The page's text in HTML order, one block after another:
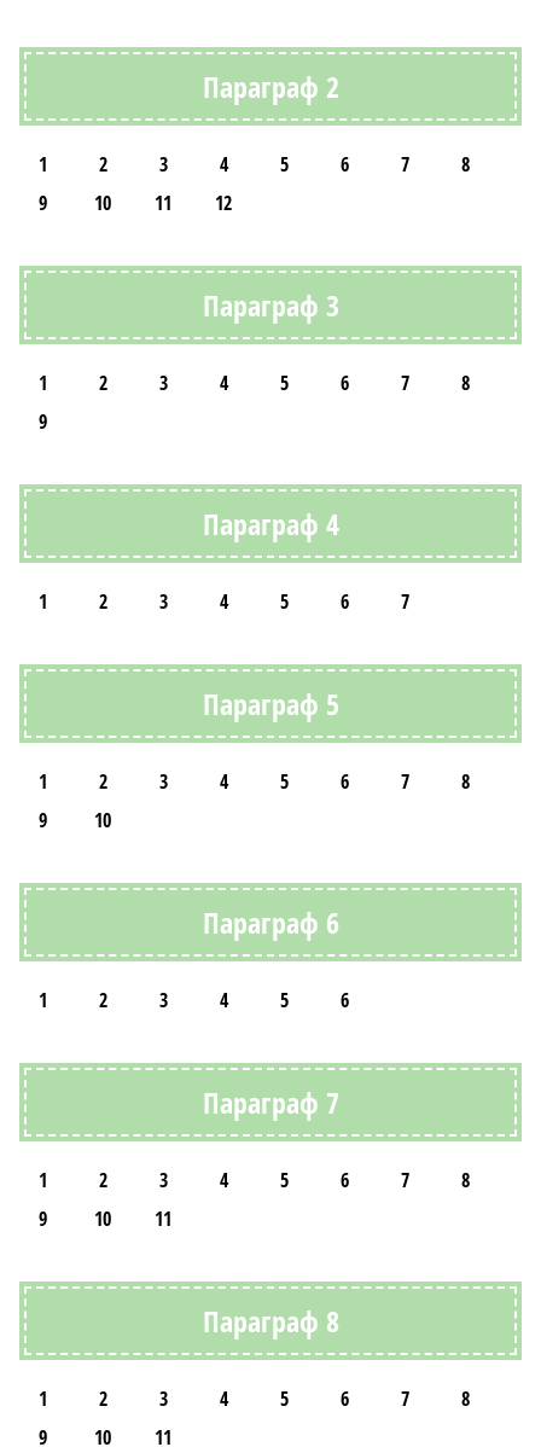
Параграф 2
1 2 3 4 5 6 7
8
9
10 11 12
Параграф 3
1 2 3 4 5 6 7
8
9
Параграф 4
1 2 3 4 5 6 7
Параграф 5
1 2 3 4 5 6 7
8
9
10
Параграф 6
1 2 3 4 5 6
Параграф 7
1 2 3 4 5 6 7
8
9
10 11
Параграф 8
1 2 3 4 5 6 7
8
9
10 11